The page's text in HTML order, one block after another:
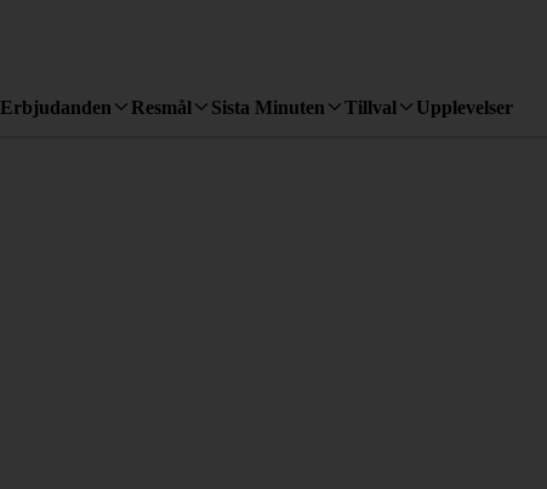
Erbjudanden Resmål Sista Minuten Tillval Upplevelser